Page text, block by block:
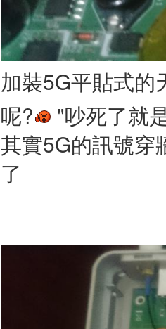
加裝5G平貼式的
呢?
"吵死了就
其實5G的訊號穿
了